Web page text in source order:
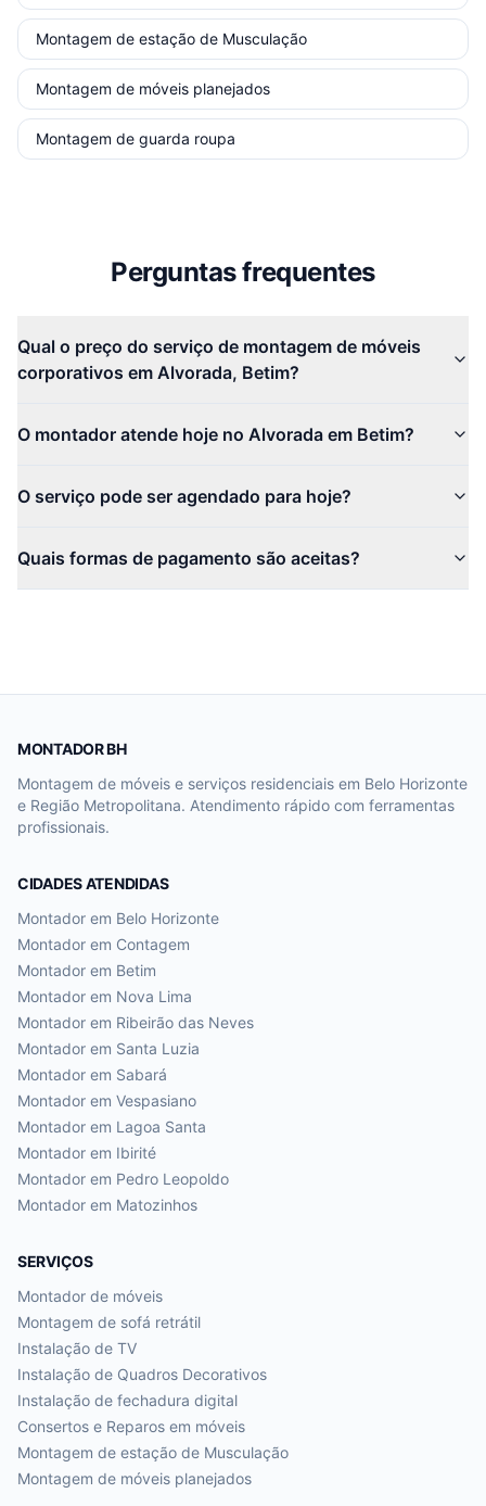
Montagem de estação de Musculação
Montagem de móveis planejados
Montagem de guarda roupa
Perguntas frequentes
Qual o preço do serviço de montagem de móveis
corporativos em Alvorada, Betim?
O montador atende hoje no Alvorada em Betim?
O serviço pode ser agendado para hoje?
Quais formas de pagamento são aceitas?
MONTADOR BH
Montagem de móveis e serviços residenciais em Belo Horizonte
e Região Metropolitana. Atendimento rápido com ferramentas
profissionais.
CIDADES ATENDIDAS
Montador em Belo Horizonte
Montador em Contagem
Montador em Betim
Montador em Nova Lima
Montador em Ribeirão das Neves
Montador em Santa Luzia
Montador em Sabará
Montador em Vespasiano
Montador em Lagoa Santa
Montador em Ibirité
Montador em Pedro Leopoldo
Montador em Matozinhos
SERVIÇOS
Montador de móveis
Montagem de sofá retrátil
Instalação de TV
Instalação de Quadros Decorativos
Instalação de fechadura digital
Consertos e Reparos em móveis
Montagem de estação de Musculação
Montagem de móveis planejados